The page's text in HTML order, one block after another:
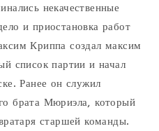
некачественные
и приостановка работ
Криппа создал максим
список партии и начал
Ранее он служил
брата Мюриэла, который
старшей команды.